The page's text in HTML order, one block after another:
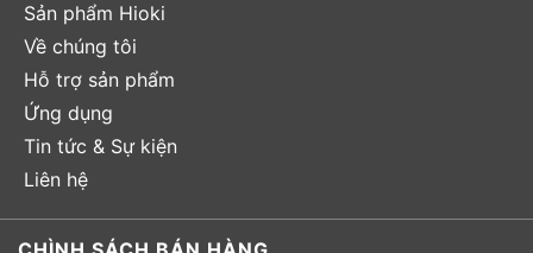
Sản phẩm Hioki
Về chúng tôi
Hỗ trợ sản phẩm
Ứng dụng
Tin tức & Sự kiện
Liên hệ